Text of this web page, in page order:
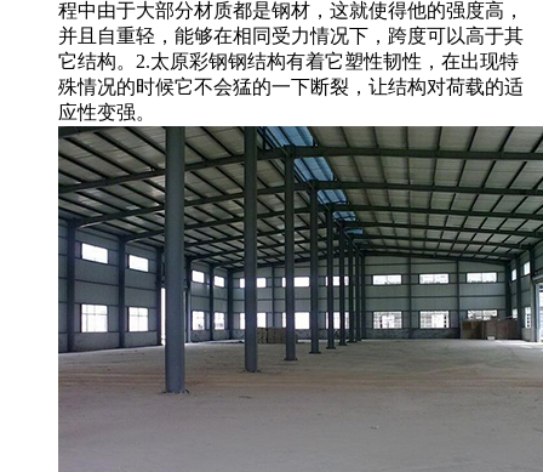
程中由于大部分材质都是钢材，这就使得他的强度高，
并且自重轻，能够在相同受力情况下，跨度可以高于其
它结构。2.太原彩钢钢结构有着它塑性韧性，在出现特
殊情况的时候它不会猛的一下断裂，让结构对荷载的适
应性变强。